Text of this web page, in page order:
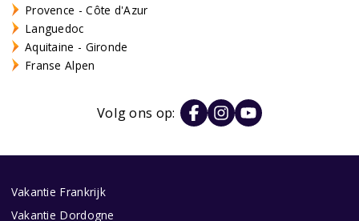
Provence - Côte d'Azur
Languedoc
Aquitaine - Gironde
Franse Alpen
Volg ons op:
Vakantie Frankrijk
Vakantie Dordogne